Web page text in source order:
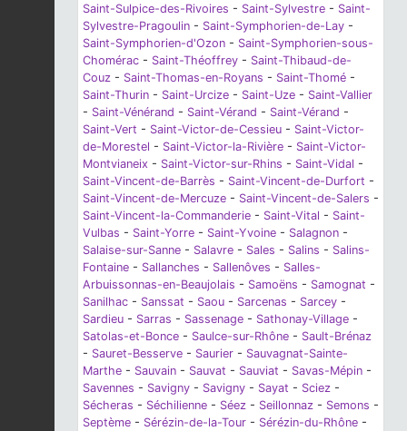
Saint-Sulpice-des-Rivoires - Saint-Sylvestre - Saint-
Sylvestre-Pragoulin - Saint-Symphorien-de-Lay -
Saint-Symphorien-d'Ozon - Saint-Symphorien-sous-
Chomérac - Saint-Théoffrey - Saint-Thibaud-de-
Couz - Saint-Thomas-en-Royans - Saint-Thomé -
Saint-Thurin - Saint-Urcize - Saint-Uze - Saint-Vallier
- Saint-Vénérand - Saint-Vérand - Saint-Vérand -
Saint-Vert - Saint-Victor-de-Cessieu - Saint-Victor-
de-Morestel - Saint-Victor-la-Rivière - Saint-Victor-
Montvianeix - Saint-Victor-sur-Rhins - Saint-Vidal -
Saint-Vincent-de-Barrès - Saint-Vincent-de-Durfort -
Saint-Vincent-de-Mercuze - Saint-Vincent-de-Salers -
Saint-Vincent-la-Commanderie - Saint-Vital - Saint-
Vulbas - Saint-Yorre - Saint-Yvoine - Salagnon -
Salaise-sur-Sanne - Salavre - Sales - Salins - Salins-
Fontaine - Sallanches - Sallenôves - Salles-
Arbuissonnas-en-Beaujolais - Samoëns - Samognat -
Sanilhac - Sanssat - Saou - Sarcenas - Sarcey -
Sardieu - Sarras - Sassenage - Sathonay-Village -
Satolas-et-Bonce - Saulce-sur-Rhône - Sault-Brénaz
- Sauret-Besserve - Saurier - Sauvagnat-Sainte-
Marthe - Sauvain - Sauvat - Sauviat - Savas-Mépin -
Savennes - Savigny - Savigny - Sayat - Sciez -
Sécheras - Séchilienne - Séez - Seillonnaz - Semons -
Septème - Sérézin-de-la-Tour - Sérézin-du-Rhône -